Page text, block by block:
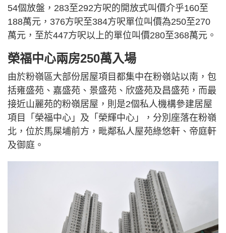
54個放盤，283至292方呎的開放式叫價介乎160至
188萬元，376方呎至384方呎單位叫價為250至270
萬元，至於447方呎以上的單位叫價280至368萬元。
榮福中心兩房250萬入場
由於粉嶺區大部份居屋項目都集中在粉嶺站以南，包
括雍盛苑、嘉盛苑、景盛苑、欣盛苑及昌盛苑，而最
接近山麗苑的粉嶺居屋，則是2個私人機構參建居屋
項目「榮福中心」及「榮輝中心」，分別座落在粉嶺
北，位於馬屎埔前方，毗鄰私人屋苑綠悠軒、帝庭軒
及御庭。